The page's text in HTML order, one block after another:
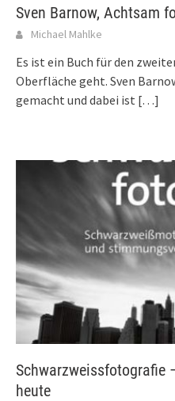
Sven Barnow, Achtsam
Michael Mahlke
Es ist ein Buch für den
Oberfläche geht. Sven
gemacht und dabei ist […]
Schwarzweissfotografie
heute